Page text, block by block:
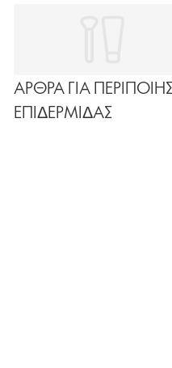
ΑΡΘΡΑ ΓΙΑ
ΕΠΙΔΕΡΜΙΔΑΣ